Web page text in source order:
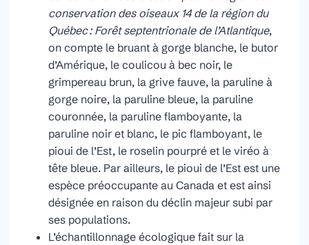
conservation des oiseaux 14 de la région du
Québec : Forêt septentrionale de l’Atlantique,
on compte le bruant à gorge blanche, le butor
d’Amérique, le coulicou à bec noir, le
grimpereau brun, la grive fauve, la paruline à
gorge noire, la paruline bleue, la paruline
couronnée, la paruline flamboyante, la
paruline noir et blanc, le pic flamboyant, le
pioui de l’Est, le roselin pourpré et le viréo à
tête bleue. Par ailleurs, le pioui de l’Est est une
espèce préoccupante au Canada et est ainsi
désignée en raison du déclin majeur subi par
ses populations.
L’échantillonnage écologique fait sur la